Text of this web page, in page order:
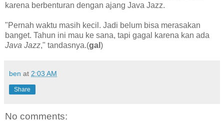
karena berbenturan dengan ajang Java Jazz.
"Pernah waktu masih kecil. Jadi belum bisa merasakan
banget. Tahun ini mau ke sana, tapi gagal karena kan ada
Java Jazz," tandasnya.(gal )
ben at 2:03 AM
Share
No comments: